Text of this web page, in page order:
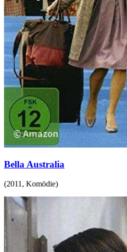
Bella Australia
(2011 , Komödie)